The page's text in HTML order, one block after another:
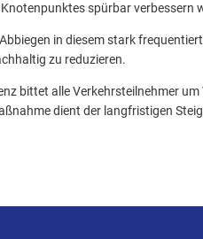
spürbar verbessern
in diesem stark
zu reduzieren.
bittet alle Verkehrsteilnehmer
dient der langfristigen